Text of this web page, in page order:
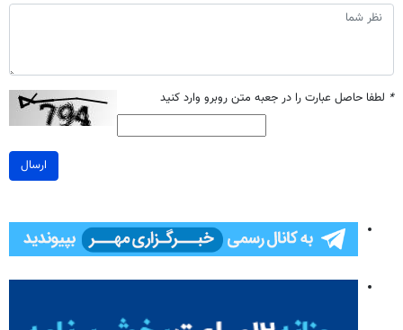
* لطفا حاصل عبارت را در جعبه متن روبرو وارد کنید
ارسال